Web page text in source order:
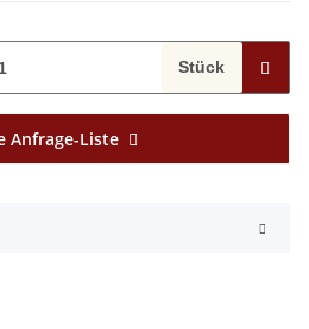
Stück
Anfrage-Liste